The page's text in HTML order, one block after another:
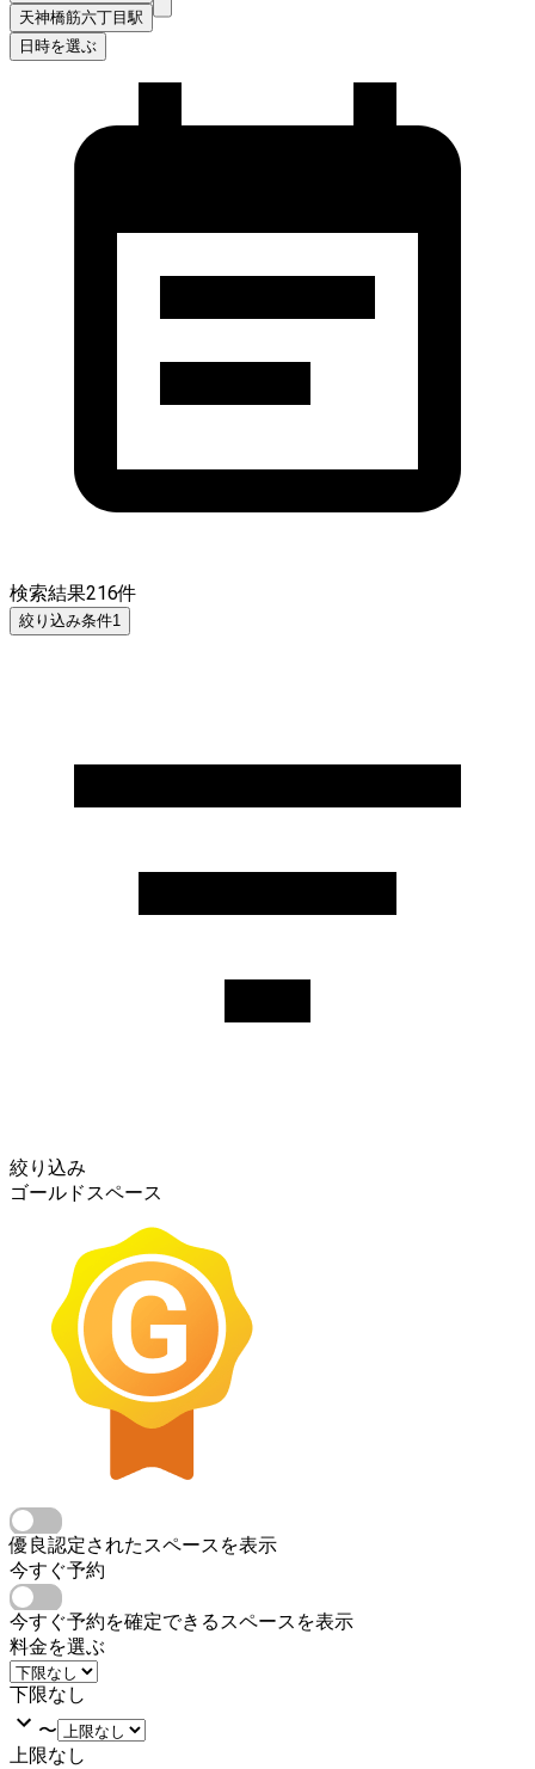
天神橋筋六丁目駅
日時を選ぶ
検索結果216件
絞り込み条件1
絞り込み
ゴールドスペース
優良認定されたスペースを表示
今すぐ予約
今すぐ予約を確定できるスペースを表示
料金を選ぶ
下限なし
〜
上限なし